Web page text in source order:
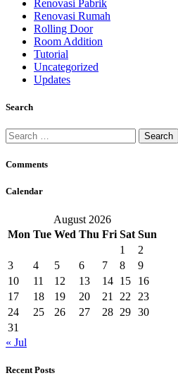
Renovasi Pabrik
Renovasi Rumah
Rolling Door
Room Addition
Tutorial
Uncategorized
Updates
Search
Search
for:
Comments
Calendar
August 2026
Mon Tue Wed Thu Fri Sat Sun
1
2
3
4 5 6 7 8
9
10
11 12 13 14 15
16
17
18 19 20 21 22
23
24
25 26 27 28 29 30
31
« Jul
Recent Posts